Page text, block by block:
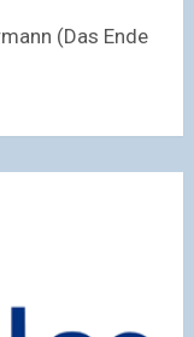
(Das Ende